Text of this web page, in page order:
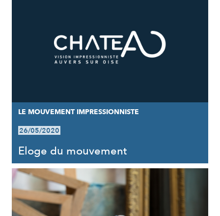
LE MOUVEMENT IMPRESSIONNISTE
26/05/2020
Eloge du mouvement